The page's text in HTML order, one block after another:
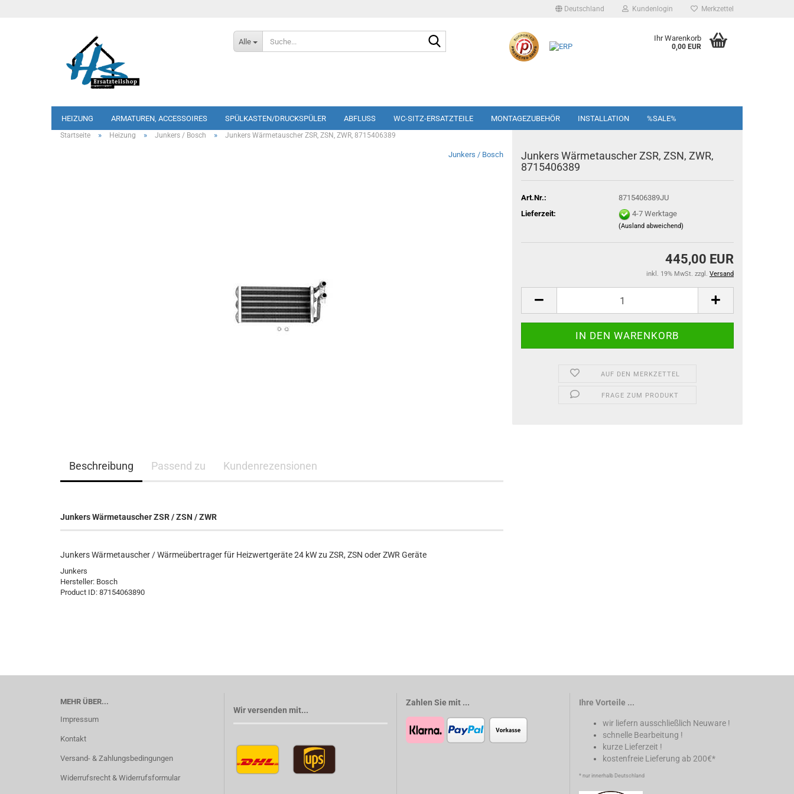
Deutschland Kundenlogin Merkzettel
Alle Ihr Warenkorb
0,00 EUR
HEIZUNG ARMATUREN, ACCESSOIRES SPÜLKASTEN/DRUCKSPÜLER ABFLUSS WC-SITZ-ERSATZTEILE MONTAGEZUBEHÖR INSTALLATION %SALE%
Startseite » Heizung » Junkers / Bosch » Junkers Wärmetauscher ZSR, ZSN, ZWR, 8715406389
Junkers / Bosch
Junkers Wärmetauscher ZSR, ZSN, ZWR,
8715406389
Art.Nr.:
8715406389JU
Lieferzeit:
4-7 Werktage
(Ausland abweichend)
445,00 EUR
inkl. 19% MwSt. zzgl. Versand
AUF DEN MERKZETTEL
FRAGE ZUM PRODUKT
Beschreibung Passend zu Kundenrezensionen
Junkers Wärmetauscher ZSR / ZSN / ZWR
Junkers Wärmetauscher / Wärmeübertrager für Heizwertgeräte 24 kW zu ZSR, ZSN oder ZWR Geräte
Junkers
Hersteller: Bosch
Product ID: 87154063890
MEHR ÜBER...
Impressum
Kontakt
Versand- & Zahlungsbedingungen
Widerrufsrecht & Widerrufsformular
Wir versenden mit...
Zahlen Sie mit ... Ihre Vorteile ...
wir liefern ausschließlich Neuware !
schnelle Bearbeitung !
kurze Lieferzeit !
kostenfreie Lieferung ab 200€*
* nur innerhalb Deutschland